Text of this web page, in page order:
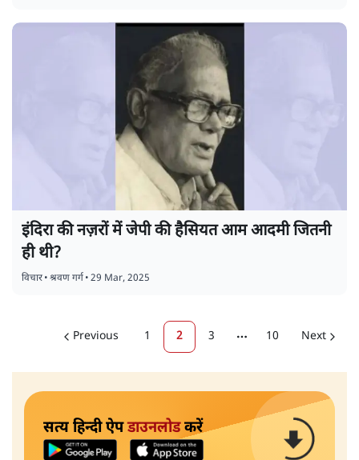
इंदिरा की नज़रों में जेपी की हैसियत आम आदमी जितनी
ही थी?
विचार•श्रवण गर्ग•29 Mar, 2025
Previous 1 2 3 More pages
10 Next
सत्य हिन्दी ऐपडाउनलोडकरें